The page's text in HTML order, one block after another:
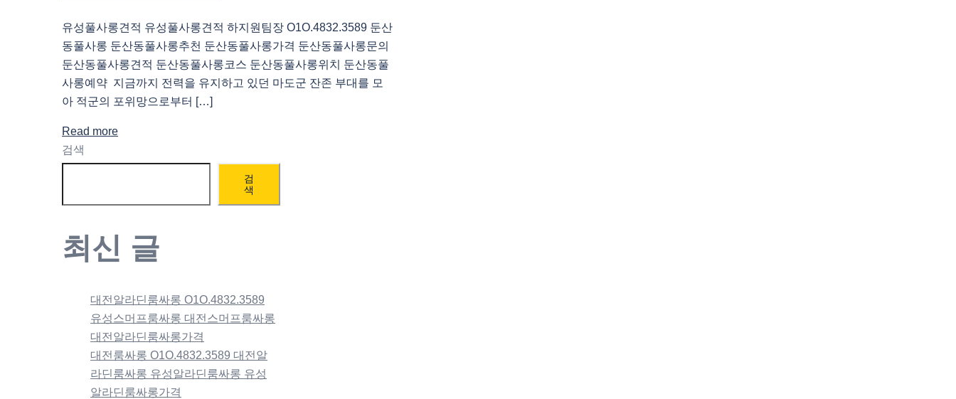
유성풀사롱견적 유성풀사롱견적 하지원팀장 O1O.4832.3589 둔산
동풀사롱 둔산동풀사롱추천 둔산동풀사롱가격 둔산동풀사롱문의
둔산동풀사롱견적 둔산동풀사롱코스 둔산동풀사롱위치 둔산동풀
사롱예약 지금까지 전력을 유지하고 있던 마도군 잔존 부대를 모
아 적군의 포위망으로부터 […]
Read more
검색
검
색
최신 글
대전알라딘룸싸롱 O1O.4832.3589
유성스머프룸싸롱 대전스머프룸싸롱
대전알라딘룸싸롱가격
대전룸싸롱 O1O.4832.3589 대전알
라딘룸싸롱 유성알라딘룸싸롱 유성
알라딘룸싸롱가격